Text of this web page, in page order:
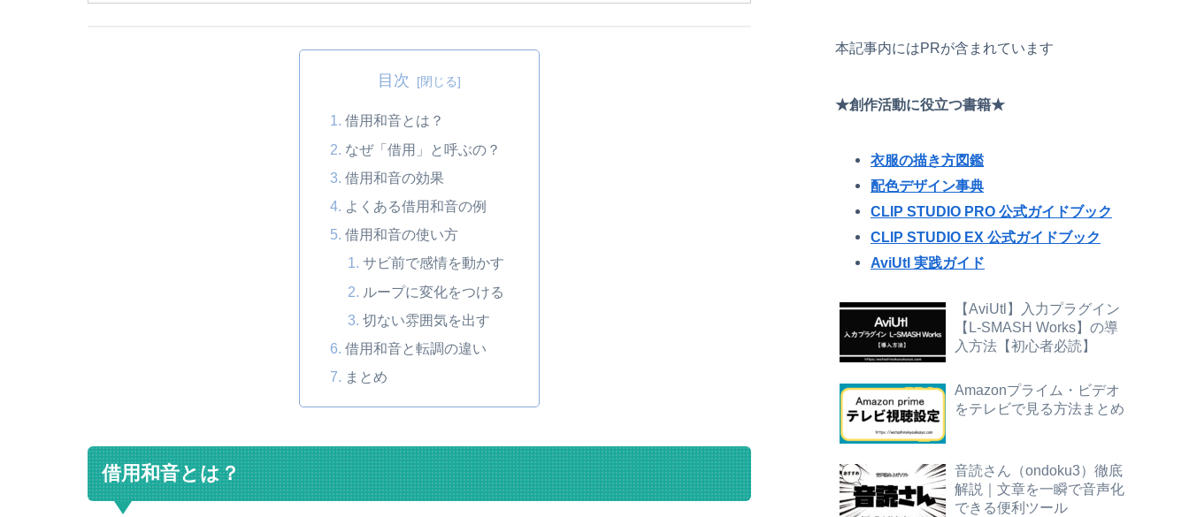
目次
借用和音とは？
なぜ「借用」と呼ぶの？
借用和音の効果
よくある借用和音の例
借用和音の使い方
サビ前で感情を動かす
ループに変化をつける
切ない雰囲気を出す
借用和音と転調の違い
まとめ
借用和音とは？
本記事内にはPRが含まれています
★創作活動に役立つ書籍★
衣服の描き方図鑑
配色デザイン事典
CLIP STUDIO PRO 公式ガイドブック
CLIP STUDIO EX 公式ガイドブック
AviUtl 実践ガイド
【AviUtl】入力プラグイン
【L-SMASH Works】の導
入方法【初心者必読】
Amazonプライム・ビデオ
をテレビで見る方法まとめ
音読さん（ondoku3）徹底
解説｜文章を一瞬で音声化
できる便利ツール